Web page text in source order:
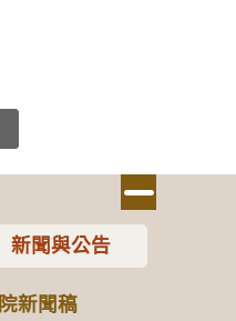
新聞與公告
院新聞稿